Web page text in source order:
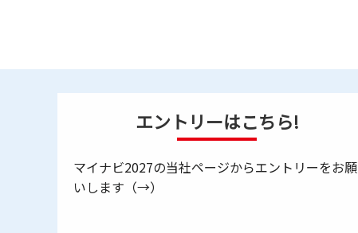
エントリーはこちら!
マイナビ2027の当社ページからエントリーをお願
いします（→）